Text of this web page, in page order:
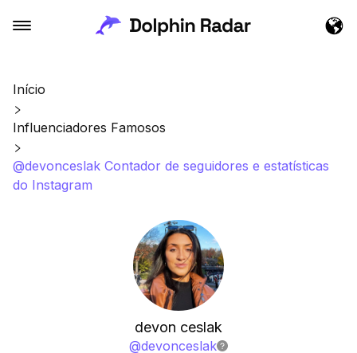
Início
Influenciadores Famosos
@devonceslak Contador de seguidores e estatísticas
do Instagram
devon ceslak
@devonceslak